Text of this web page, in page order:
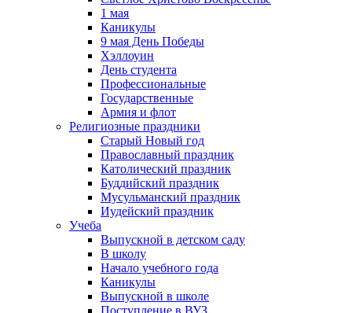
1 мая
Каникулы
9 мая День Победы
Хэллоуин
День студента
Профессиональные
Государственные
Армия и флот
Религиозные праздники
Старый Новый год
Православный праздник
Католический праздник
Буддийский праздник
Мусульманский праздник
Иудейский праздник
Учеба
Выпускной в детском саду
В школу
Начало учебного года
Каникулы
Выпускной в школе
Поступление в ВУЗ